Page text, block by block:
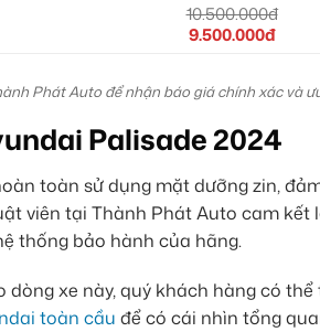
10.500.000đ
9.500.000đ
Phát Auto để nhận báo giá chính xác và
Palisade 2024
toàn sử dụng mặt dưỡng zin,
viên tại Thành Phát Auto cam kết
thống bảo hành của hãng.
xe này, quý khách hàng có
toàn cầu để có cái nhìn tổng